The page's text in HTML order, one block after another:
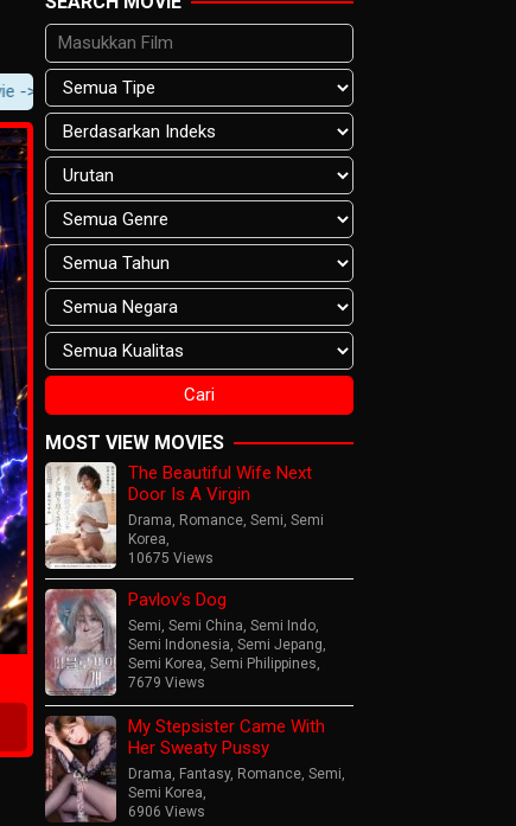
Content -> Player Notification.
MOST VIEW MOVIES
The Beautiful Wife Next
Door Is A Virgin
Drama Romance Semi Semi
Korea
10675 Views
Pavlov’s Dog
Semi Semi China Semi Indo
Semi Indonesia Semi Jepang
Semi Korea Semi Philippines
7679 Views
My Stepsister Came With
Her Sweaty Pussy
Drama Fantasy, Romance Semi
Semi Korea
6906 Views